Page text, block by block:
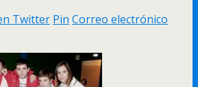
Twitter Pin Correo electrónico